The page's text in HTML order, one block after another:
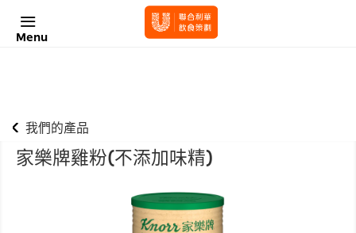
Menu
我們的產品
家樂牌雞粉(不添加味精)